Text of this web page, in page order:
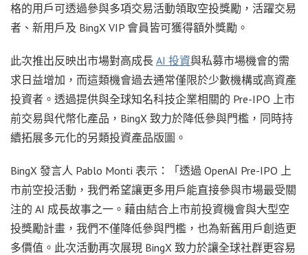
格的用戶可透過參與多項交易活動領取空投獎勵，活躍交易
者、新用戶及 BingX VIP 會員皆可獲得額外獎勵。
此次推出反映出市場對高成長 AI 投資與私募市場機會的需
求日益增加，而這類機會過去通常僅限於少數機構或高資產
投資者。透過提供與全球知名科技企業相關的 Pre-IPO 上市
前交易與代幣化產品，BingX 致力於降低參與門檻，同時持
續拓展多元化的另類投資產品版圖。
BingX 發言人 Pablo Monti 表示：「透過 OpenAI Pre-IPO 上
市前空投活動，我們希望讓更多用戶能直接參與市場最受關
注的 AI 成長故事之一。藉由結合上市前投資機會與大型空
投獎勵計畫，我們不僅降低參與門檻，也為新舊用戶創造更
多價值。此次活動再次展現 BingX 致力於讓全球社群更容易